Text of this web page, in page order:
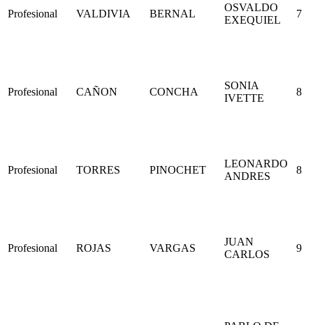
Profesional VALDIVIA BERNAL
OSVALDO
EXEQUIEL
7
Profesional CAÑON CONCHA
SONIA
IVETTE
8
Profesional TORRES PINOCHET
LEONARDO
ANDRES
8
Profesional ROJAS VARGAS
JUAN
CARLOS
9